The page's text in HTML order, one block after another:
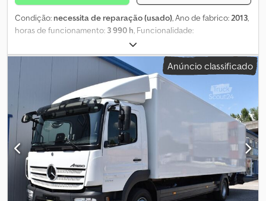
Condição: necessita de reparação (usado), Ano de fabrico:2013,
horas de funcionamento: 3 990 h, Funcionalidade:
, número da máquina/veículo:
quilometragem:93 000 km, potência:176,52 kW (240,00 cv),
05/2013, peso total: 13 000 kg, tipo de
combustível:
laranja, configuração de eixo:
combustível:
diesel , classe de emissão:Euro 5
, A varredora sofreu
danos por incêndio na superestrutura do motor separado
(cabeçote). O cabeçote foi substituído, o motor está
funcionando. As mangueiras hidráulicas e os cabos elétricos
ainda precisam ser substituídos. Csdpfx Aksvgbpzsberf
Anúncio classificado